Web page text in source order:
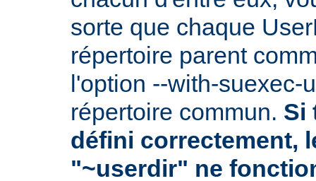
sorte que chaque
répertoire parent
l'option --with-suexec-
répertoire commun. Si
défini correctement,
"~userdir" ne